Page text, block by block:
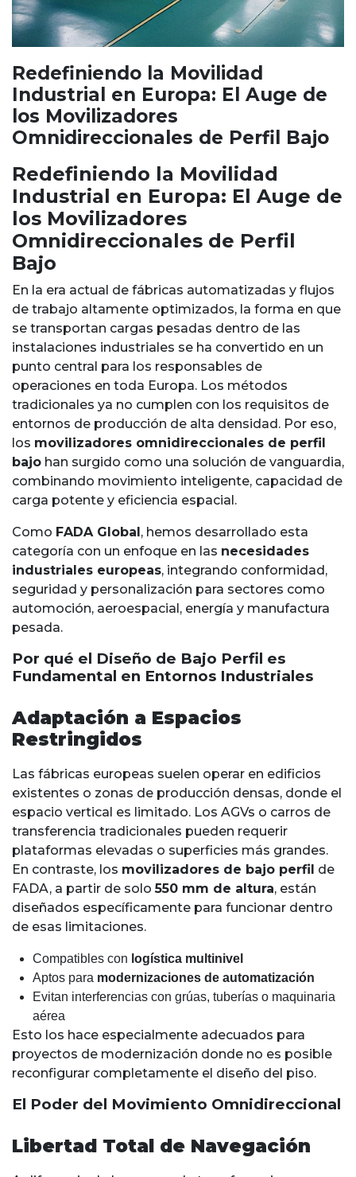
Redefiniendo la Movilidad
Industrial en Europa: El Auge de
los Movilizadores
Omnidireccionales de Perfil Bajo
Redefiniendo la Movilidad
Industrial en Europa: El Auge de
los Movilizadores
Omnidireccionales de Perfil
Bajo
En la era actual de fábricas automatizadas y flujos
de trabajo altamente optimizados, la forma en que
se transportan cargas pesadas dentro de las
instalaciones industriales se ha convertido en un
punto central para los responsables de
operaciones en toda Europa. Los métodos
tradicionales ya no cumplen con los requisitos de
entornos de producción de alta densidad. Por eso,
los movilizadores omnidireccionales de perfil
bajo han surgido como una solución de vanguardia,
combinando movimiento inteligente, capacidad de
carga potente y eficiencia espacial.
Como FADA Global , hemos desarrollado esta
categoría con un enfoque en las necesidades
industriales europeas, integrando conformidad,
seguridad y personalización para sectores como
automoción, aeroespacial, energía y manufactura
pesada.
Por qué el Diseño de Bajo Perfil es
Fundamental en Entornos Industriales
Adaptación a Espacios
Restringidos
Las fábricas europeas suelen operar en edificios
existentes o zonas de producción densas, donde el
espacio vertical es limitado. Los AGVs o carros de
transferencia tradicionales pueden requerir
plataformas elevadas o superficies más grandes.
En contraste, los movilizadores de bajo perfil de
FADA, a partir de solo550 mm de altura, están
diseñados específicamente para funcionar dentro
de esas limitaciones.
Compatibles con logística multinivel
Aptos para modernizaciones de automatización
Evitan interferencias con grúas, tuberías o maquinaria
aérea
Esto los hace especialmente adecuados para
proyectos de modernización donde no es posible
reconfigurar completamente el diseño del piso.
El Poder del Movimiento Omnidireccional
Libertad Total de Navegación